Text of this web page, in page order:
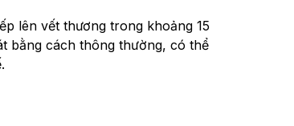
lên vết thương trong khoảng 15
bằng cách thông thường, có thể